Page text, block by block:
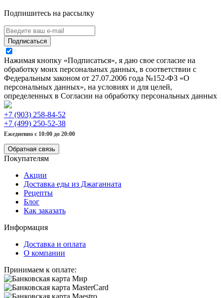
Подпишитесь на рассылку
Подписаться
Нажимая кнопку «Подписаться», я даю свое согласие на
обработку моих персональных данных, в соответствии с
Федеральным законом от 27.07.2006 года №152-ФЗ «О
персональных данных», на условиях и для целей,
определенных в Согласии на обработку персональных данных
+7 (903) 258-84-52
+7 (499) 250-52-38
Ежедневно с 10:00 до 20:00
Обратная связь
Покупателям
Акции
Доставка еды из Джаганната
Рецепты
Блог
Как заказать
Информация
Доставка и оплата
О компании
Принимаем к оплате: